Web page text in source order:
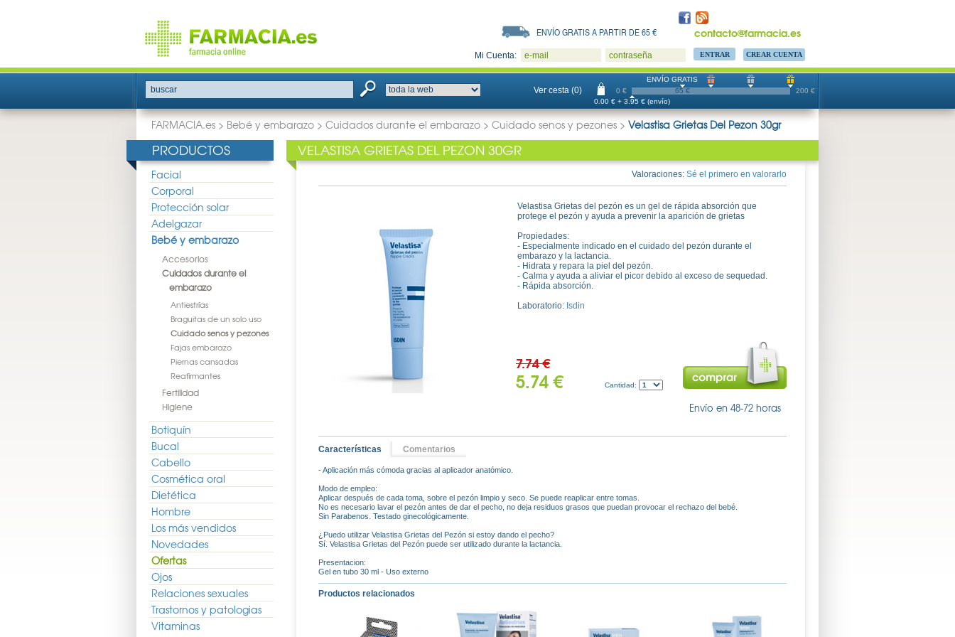
contacto@farmacia.es
ENVÍO GRATIS A PARTIR DE 65 €
Mi Cuenta: e-mail contraseña CREAR CUENTA
buscar Ver cesta (0) 0 € 200 €
ENVÍO GRATIS
65 €
0.00 € + 3.95 € (envío)
FARMACIA.es > Bebé y embarazo > Cuidados durante el embarazo > Cuidado senos y pezones > Velastisa Grietas Del Pezon 30gr
PRODUCTOS
Facial
Corporal
Protección solar
Adelgazar
Bebé y embarazo
Accesorios
Cuidados durante el
embarazo
Antiestrías
Braguitas de un solo uso
Cuidado senos y pezones
Fajas embarazo
Piernas cansadas
Reafirmantes
Fertilidad
Higiene
Botiquín
Bucal
Cabello
Cosmética oral
Dietética
Hombre
Los más vendidos
Novedades
Ofertas
Ojos
Relaciones sexuales
Trastornos y patologias
Vitaminas
VELASTISA GRIETAS DEL PEZON 30GR
Valoraciones: Sé el primero en valorarlo
Velastisa Grietas del pezón es un gel de rápida absorción que
protege el pezón y ayuda a prevenir la aparición de grietas
Propiedades:
- Especialmente indicado en el cuidado del pezón durante el
embarazo y la lactancia.
- Hidrata y repara la piel del pezón.
- Calma y ayuda a aliviar el picor debido al exceso de sequedad.
- Rápida absorción.
Laboratorio: Isdin
7.74 €
5.74 € Cantidad:
Envío en 48-72 horas
Características Comentarios
- Aplicación más cómoda gracias al aplicador anatómico.
Modo de empleo:
Aplicar después de cada toma, sobre el pezón limpio y seco. Se puede reaplicar entre tomas.
No es necesario lavar el pezón antes de dar el pecho, no deja residuos grasos que puedan provocar el rechazo del bebé.
Sin Parabenos. Testado ginecológicamente.
¿Puedo utilizar Velastisa Grietas del Pezón si estoy dando el pecho?
Sí. Velastisa Grietas del Pezón puede ser utilizado durante la lactancia.
Presentacion:
Gel en tubo 30 ml - Uso externo
Productos relacionados